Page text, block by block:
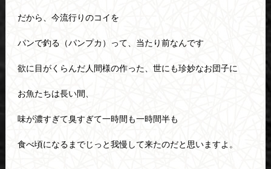
だから、今流行りのコイを
パンで釣る（パンプカ）って、当たり前なんです
欲に目がくらんだ人間様の作った、世にも珍妙なお団子に
お魚たちは長い間、
味が濃すぎて臭すぎて一時間も一時間半も
食べ頃になるまでじっと我慢して来たのだと思いますよ。